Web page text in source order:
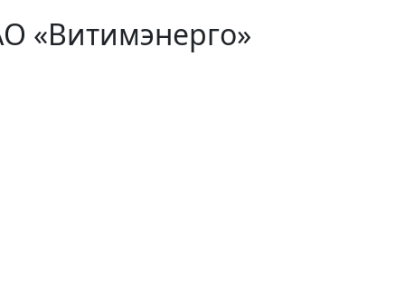
«Витимэнерго»